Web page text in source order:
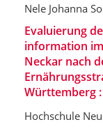
Nele Johanna
Evaluierung
information
Neckar nach
Württemberg
Hochschule